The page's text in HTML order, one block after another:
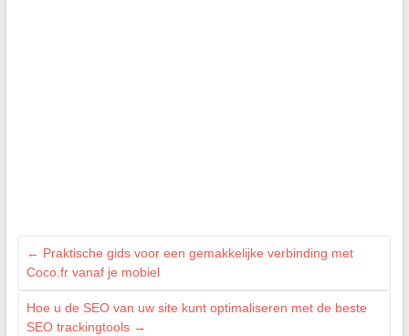
← Praktische gids voor een gemakkelijke verbinding met
Coco.fr vanaf je mobiel
Hoe u de SEO van uw site kunt optimaliseren met de beste
SEO trackingtools →